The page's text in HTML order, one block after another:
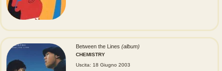
Between the Lines (album)
CHEMISTRY
Uscita: 18 Giugno 2003